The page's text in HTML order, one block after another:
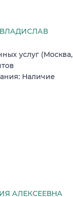
услуг (Москва,
Наличие
АЛЕКСЕЕВНА